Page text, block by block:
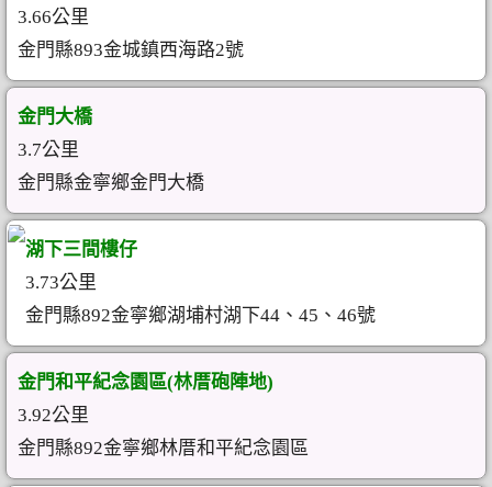
3.66公里
金門縣893金城鎮西海路2號
金門大橋
3.7公里
金門縣金寧鄉金門大橋
湖下三間樓仔
3.73公里
金門縣892金寧鄉湖埔村湖下44、45、46號
金門和平紀念園區(林厝砲陣地)
3.92公里
金門縣892金寧鄉林厝和平紀念園區